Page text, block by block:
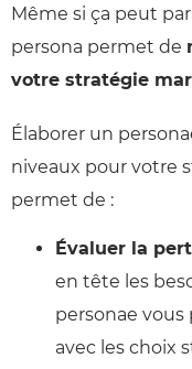
Même si ça peut
persona permet de
votre stratégie
Élaborer un
niveaux pour votre
permet de :
Évaluer la
en tête les
personae vous
avec les choix